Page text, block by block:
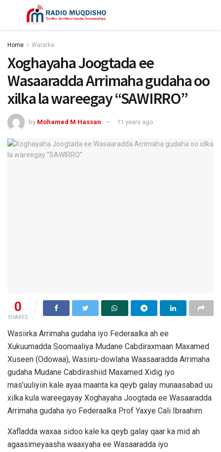
Home Wararka
Xoghayaha Joogtada ee
Wasaaradda Arrimaha gudaha oo
xilka la wareegay “SAWIRRO”
by Mohamed M Hassan 11 years ago
0
SHARES
Wasiirka Arrimaha gudaha iyo Federaalka ah ee
Xukuumadda Soomaaliya Mudane Cabdiraxmaan Maxamed
Xuseen (Odowaa), Wasiiru-dowlaha Waasaaradda Arrimaha
gudaha Mudane Cabdirashiid Maxamed Xidig iyo
mas’uuliyiin kale ayaa maanta ka qeyb galay munaasabad uu
xilka kula wareegayay Xoghayaha Joogtada ee Wasaaradda
Arrimaha gudaha iyo Federaalka Prof Yaxye Cali Ibraahim.
Xafladda waxaa sidoo kale ka qeyb galay qaar ka mid ah
agaasimeyaasha waaxyaha ee Wasaaradda iyo